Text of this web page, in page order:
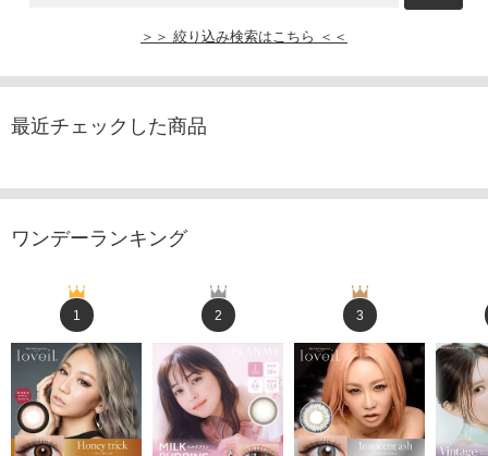
＞＞ 絞り込み検索はこちら ＜＜
最近チェックした商品
ワンデーランキング
1 2 3